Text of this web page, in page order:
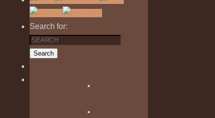
Search for:
Search